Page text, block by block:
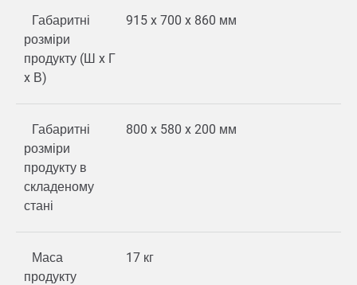
Габаритні
розміри
продукту (Ш x Г
x В)
915 x 700 x 860 мм
Габаритні
розміри
продукту в
складеному
стані
800 x 580 x 200 мм
Маса
продукту
17 кг